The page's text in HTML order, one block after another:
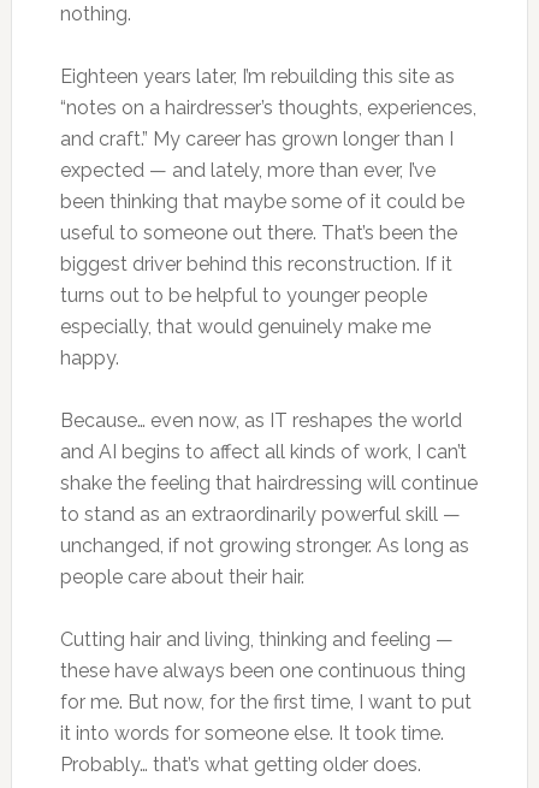
nothing.
Eighteen years later, I’m rebuilding this site as
“notes on a hairdresser’s thoughts, experiences,
and craft.” My career has grown longer than I
expected — and lately, more than ever, I’ve
been thinking that maybe some of it could be
useful to someone out there. That’s been the
biggest driver behind this reconstruction. If it
turns out to be helpful to younger people
especially, that would genuinely make me
happy.
Because… even now, as IT reshapes the world
and AI begins to affect all kinds of work, I can’t
shake the feeling that hairdressing will continue
to stand as an extraordinarily powerful skill —
unchanged, if not growing stronger. As long as
people care about their hair.
Cutting hair and living, thinking and feeling —
these have always been one continuous thing
for me. But now, for the first time, I want to put
it into words for someone else. It took time.
Probably… that’s what getting older does.